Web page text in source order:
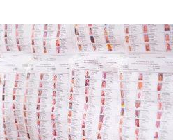
Mondiali calcio 2026